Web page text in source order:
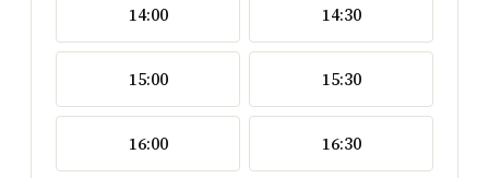
14:00 14:30
15:00 15:30
16:00 16:30